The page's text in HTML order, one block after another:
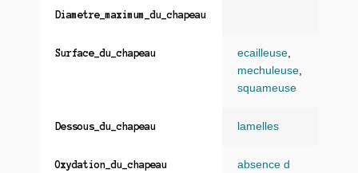
Diametre_maximum_du_chapeau
Surface_du_chapeau ecailleuse,
mechuleuse,
squameuse
Dessous_du_chapeau lamelles
Oxydation_du_chapeau
absence d